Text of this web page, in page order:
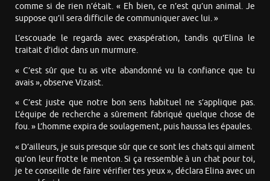
comme si de rien n’était. « Eh bien, ce n’est qu’un animal. Je
suppose qu’il sera difficile de communiquer avec lui. »
L’escouade le regarda avec exaspération, tandis qu’Elina le
traitait d’idiot dans un murmure.
« C’est sûr que tu as vite abandonné vu la confiance que tu
avais », observe Vizaist.
« C’est juste que notre bon sens habituel ne s’applique pas.
L’équipe de recherche a sûrement fabriqué quelque chose de
fou. » L’homme expira de soulagement, puis haussa les épaules.
« D’ailleurs, je suis presque sûr que ce sont les chats qui aiment
qu’on leur frotte le menton. Si ça ressemble à un chat pour toi,
je te conseille de faire vérifier tes yeux », déclara Elina avec un